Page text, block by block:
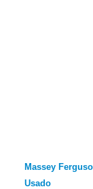
Massey
Usado